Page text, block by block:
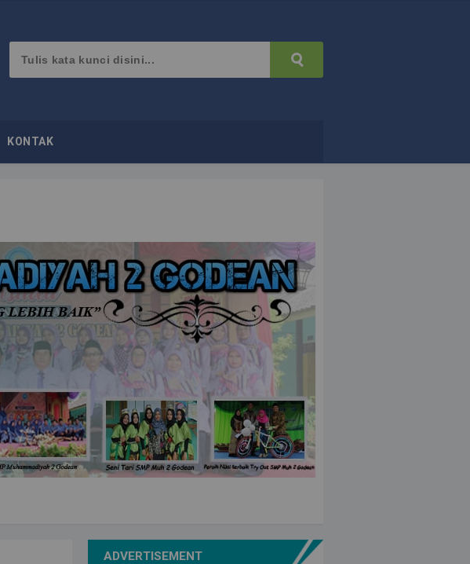
KONTAK
ADVERTISEMENT